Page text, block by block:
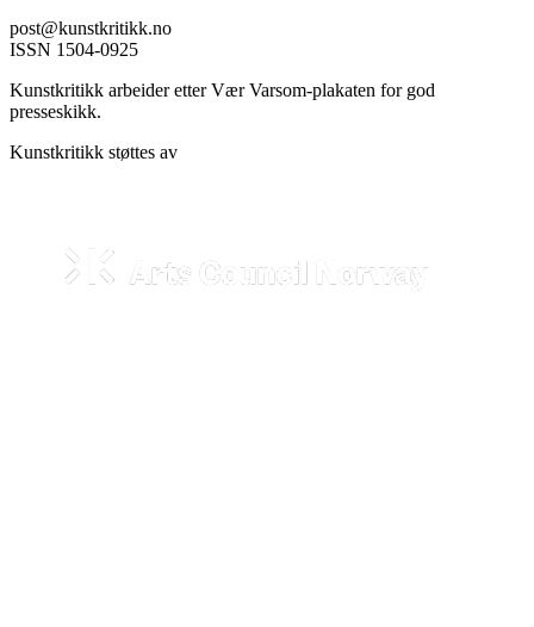
post@kunstkritikk.no
ISSN 1504-0925
Kunstkritikk arbeider etter Vær Varsom-plakaten for god
presseskikk.
Kunstkritikk støttes av